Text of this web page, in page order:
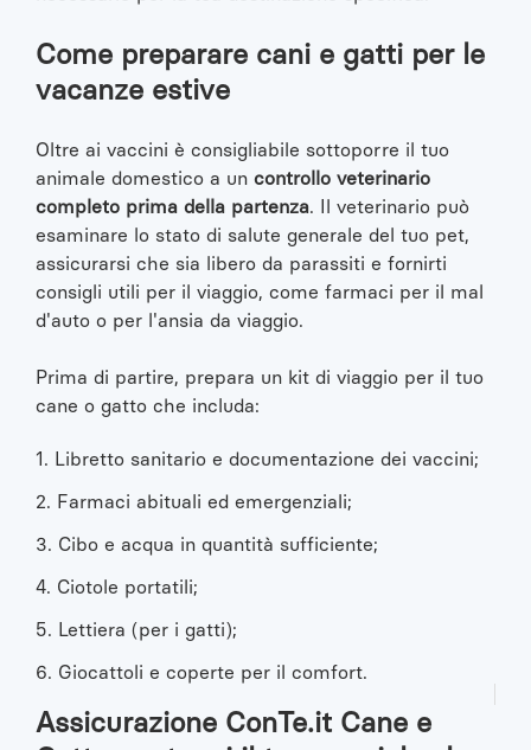
Come preparare cani e gatti per le
vacanze estive
Oltre ai vaccini è consigliabile sottoporre il tuo
animale domestico a un controllo veterinario
completo prima della partenza. Il veterinario può
esaminare lo stato di salute generale del tuo pet,
assicurarsi che sia libero da parassiti e fornirti
consigli utili per il viaggio, come farmaci per il mal
d'auto o per l'ansia da viaggio.
Prima di partire, prepara un kit di viaggio per il tuo
cane o gatto che includa:
1. Libretto sanitario e documentazione dei vaccini;
2. Farmaci abituali ed emergenziali;
3. Cibo e acqua in quantità sufficiente;
4. Ciotole portatili;
5. Lettiera (per i gatti);
6. Giocattoli e coperte per il comfort.
Assicurazione ConTe.it Cane e